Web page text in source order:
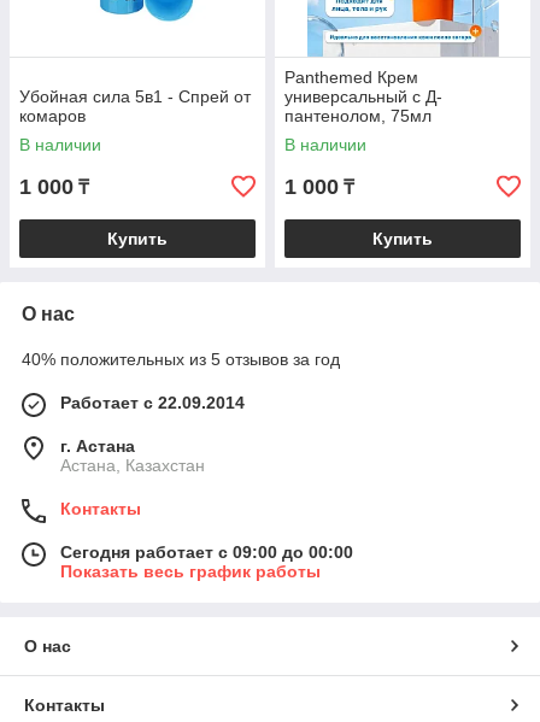
Убойная сила 5в1 - Спрей от
комаров
В наличии
1 000 ₸
Купить
Panthemed Крем
универсальный с Д-
пантенолом, 75мл
В наличии
1 000 ₸
Купить
О нас
40% положительных из 5 отзывов за год
Работает с 22.09.2014
г. Астана
Астана, Казахстан
Контакты
Сегодня работает с 09:00 до 00:00
Показать весь график работы
О нас
Контакты